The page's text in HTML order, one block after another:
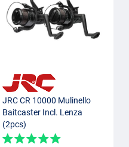
JRC CR 10000 Mulinello
Baitcaster Incl. Lenza
(2pcs)